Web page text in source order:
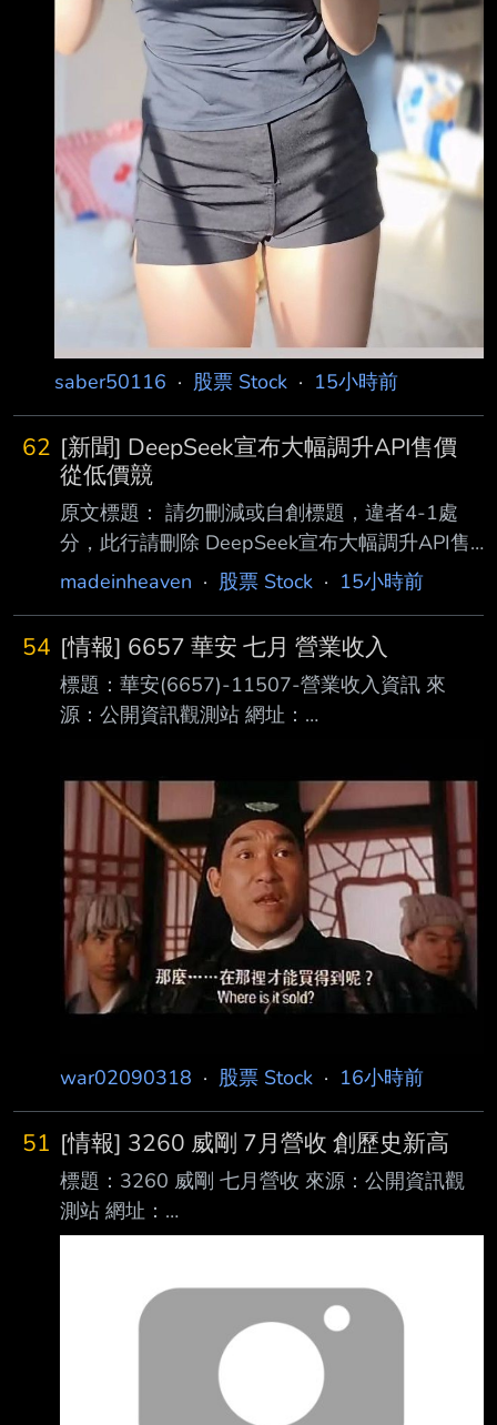
saber50116 · 股票 Stock · 15小時前
62 [新聞] DeepSeek宣布大幅調升API售價
從低價競
原文標題： 請勿刪減或自創標題，違者4-1處
分，此行請刪除 DeepSeek宣布大幅調升API售
價 從低價競爭轉向商業化獲利 原文連結： 網址
1-2-2 處分。
https://news.cnyes.com/news/id/6562114 發布
時間： 請勿張貼超過3天新聞 2026-08-06
14:10 記者署名： 劉祥航 原文內容： 曾以「破
DeepSeek，周四 (6 日) 正式宣 布將調升其 API
服務的定價
madeinheaven · 股票 Stock · 15小時前
54 [情報] 6657 華安 七月 營業收入
標題：華安(6657)-11507-營業收入資訊 來
源：公開資訊觀測站 網址：
文： 本資料由 (上市公司)華安 公司提供 民國
115年07月 單位：新台幣仟元 項目 營業收入淨
額 本月 614 去年同期 493 增減金額 121 增減
百分比 24.54 本年累計 3,857 去年累計 3,770
增減金額 87 增減百分比 2.31 備註 / 營收變化原
因說明 1.各項增減百分比資訊，如數值逾越
999999.99或分母為
war02090318 · 股票 Stock · 16小時前
51 [情報] 3260 威剛 7月營收 創歷史新高
標題：3260 威剛 七月營收 來源：公開資訊觀
測站 網址：
https://mops.twse.com.tw/mops/#/web/t146sb
司) 威剛 公司提供 民國115年07月 單位：新台
幣仟元 項目 營業收入淨額 本月： 18,379,079
去年同期： 4,261,406 增減金額： 14,117,673
增減百分比： 331.29 本年累計： 82,650,603